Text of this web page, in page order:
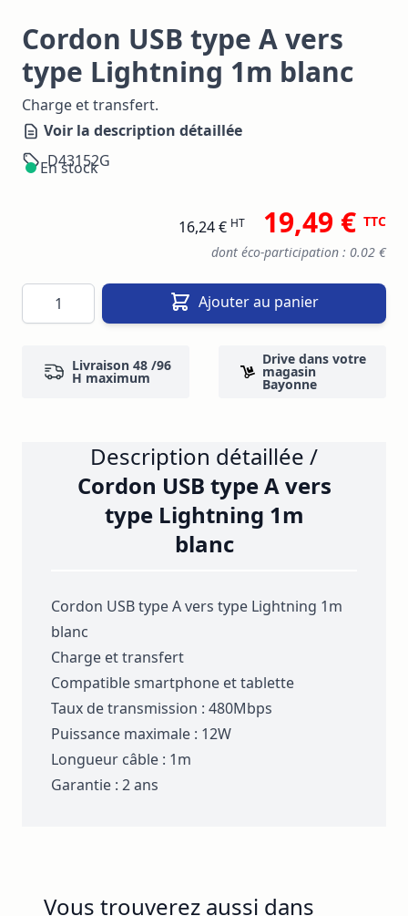
Cordon USB type A vers
type Lightning 1m blanc
Charge et transfert.
Voir la description détaillée
D43152G
En stock
16,24 € HT 19,49 € TTC
dont éco-participation : 0.02 €
Quantité Ajouter au panier
Livraison 48 /96
H maximum
Drive dans votre
magasin
Bayonne
Description détaillée /
Cordon USB type A vers
type Lightning 1m
blanc
Cordon USB type A vers type Lightning 1m
blanc
Charge et transfert
Compatible smartphone et tablette
Taux de transmission : 480Mbps
Puissance maximale : 12W
Longueur câble : 1m
Garantie : 2 ans
Vous trouverez aussi dans